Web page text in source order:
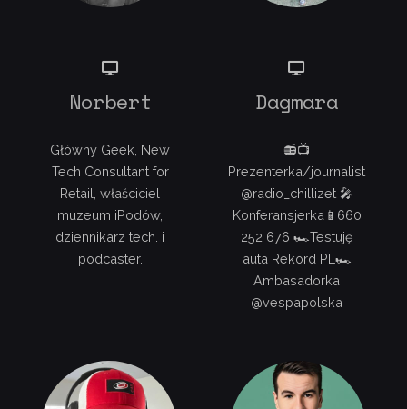
Norbert
Główny Geek, New
Tech Consultant for
Retail, właściciel
muzeum iPodów,
dziennikarz tech. i
podcaster.
Dagmara
📻📺
Prezenterka/journalist
@radio_chillizet 🎤
Konferansjerka📱660
252 676 🏎Testuję
auta Rekord PL🏎
Ambasadorka
@vespapolska